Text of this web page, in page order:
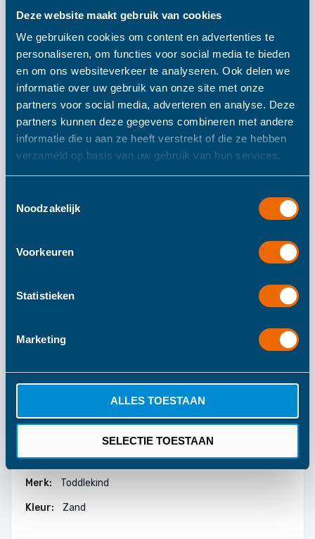
Deze website maakt gebruik van cookies
We gebruiken cookies om content en advertenties te
personaliseren, om functies voor social media te bieden
en om ons websiteverkeer te analyseren. Ook delen we
informatie over uw gebruik van onze site met onze
partners voor social media, adverteren en analyse. Deze
partners kunnen deze gegevens combineren met andere
informatie die u aan ze heeft verstrekt of die ze hebben
verzameld op basis van uw gebruik van hun services.
Noodzakelijk
Voorkeuren
Statistieken
Marketing
ALLES TOESTAAN
SELECTIE TOESTAAN
De knoeimat van Toddlekind zijn van hoge kwaliteit en
allemaal voorzien van een mooi design. Onze matten zijn
gemakkelijk te reinigen met een vochtige doek en na te
drogen met een droge doek en zijn tevens waterproof en
daarmee perfect voor knutsel en verfpraktijken, etenstijd
of een lekkere outdoor pic nic. Onze matten zijn
iedere andere plek waar de vloer bescherming nodig
informatie
50
Toddlekind
Zand